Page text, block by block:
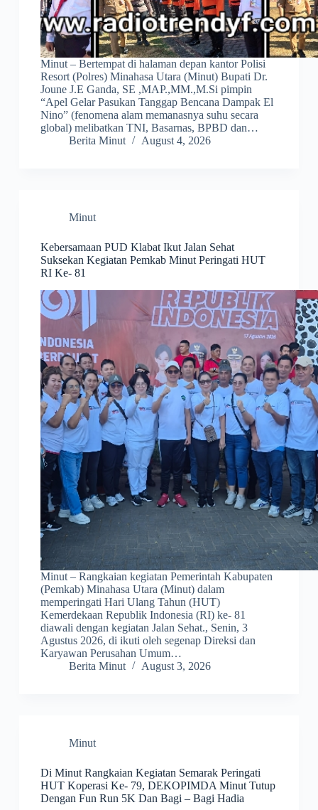
Minut – Bertempat di halaman depan kantor Polisi
Resort (Polres) Minahasa Utara (Minut) Bupati Dr.
Joune J.E Ganda, SE ,MAP.,MM.,M.Si pimpin
“Apel Gelar Pasukan Tanggap Bencana Dampak El
Nino” (fenomena alam memanasnya suhu secara
global) melibatkan TNI, Basarnas, BPBD dan…
Berita Minut
August 4, 2026
Minut
Kebersamaan PUD Klabat Ikut Jalan Sehat
Suksekan Kegiatan Pemkab Minut Peringati HUT
RI Ke- 81
Minut – Rangkaian kegiatan Pemerintah Kabupaten
(Pemkab) Minahasa Utara (Minut) dalam
memperingati Hari Ulang Tahun (HUT)
Kemerdekaan Republik Indonesia (RI) ke- 81
diawali dengan kegiatan Jalan Sehat., Senin, 3
Agustus 2026, di ikuti oleh segenap Direksi dan
Karyawan Perusahan Umum…
Berita Minut
August 3, 2026
Minut
Di Minut Rangkaian Kegiatan Semarak Peringati
HUT Koperasi Ke- 79, DEKOPIMDA Minut Tutup
Dengan Fun Run 5K Dan Bagi – Bagi Hadia